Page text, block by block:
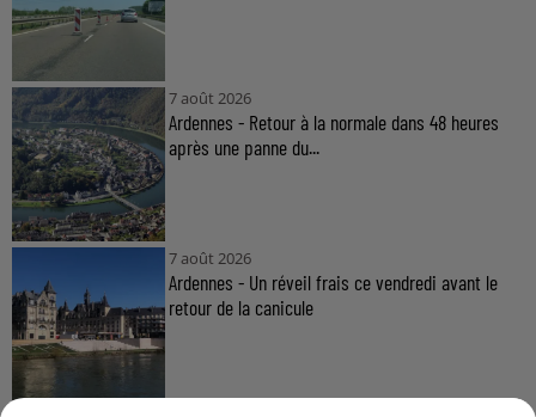
7 août 2026
Ardennes - Retour à la normale dans 48 heures
après une panne du...
7 août 2026
Ardennes - Un réveil frais ce vendredi avant le
retour de la canicule